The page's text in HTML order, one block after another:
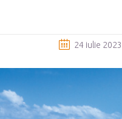
24 iulie 2023